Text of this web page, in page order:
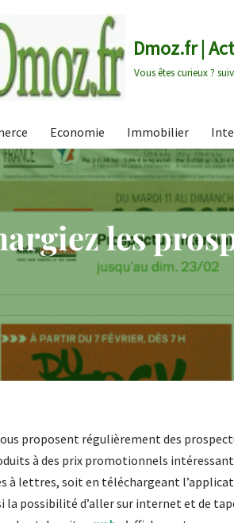
Dmoz.fr |
Vous êtes curieux ?
Economie Immobilier
les
proposent régulièrement des
à des prix promotionnels
à lettres, soit en téléchargeant
la possibilité d’aller sur internet et de